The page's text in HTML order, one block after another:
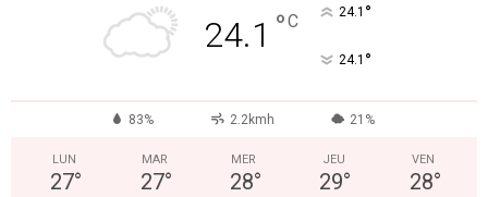
24.1 °C 24.1 °
24.1 °
83% 2.2kmh 21%
LUN
27°
MAR
27°
MER
28°
JEU
29°
VEN
28°